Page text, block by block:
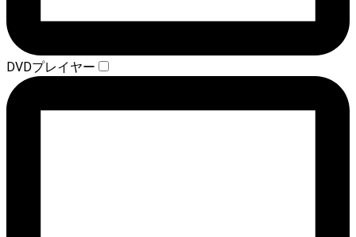
DVDプレイヤー